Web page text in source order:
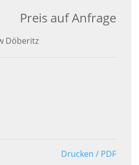
Döberitz
Preis auf Anfrage
Drucken / PDF